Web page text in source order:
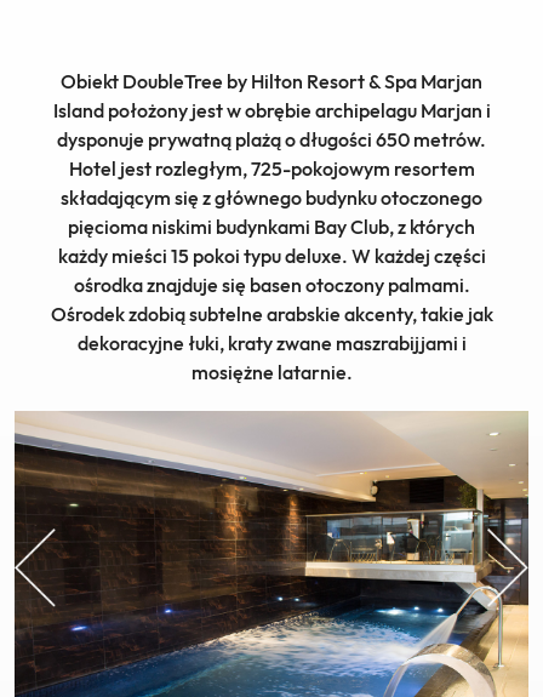
Obiekt DoubleTree by Hilton Resort & Spa Marjan
Island położony jest w obrębie archipelagu Marjan i
dysponuje prywatną plażą o długości 650 metrów.
Hotel jest rozległym, 725-pokojowym resortem
składającym się z głównego budynku otoczonego
pięcioma niskimi budynkami Bay Club, z których
każdy mieści 15 pokoi typu deluxe. W każdej części
ośrodka znajduje się basen otoczony palmami.
Ośrodek zdobią subtelne arabskie akcenty, takie jak
dekoracyjne łuki, kraty zwane maszrabijjami i
mosiężne latarnie.